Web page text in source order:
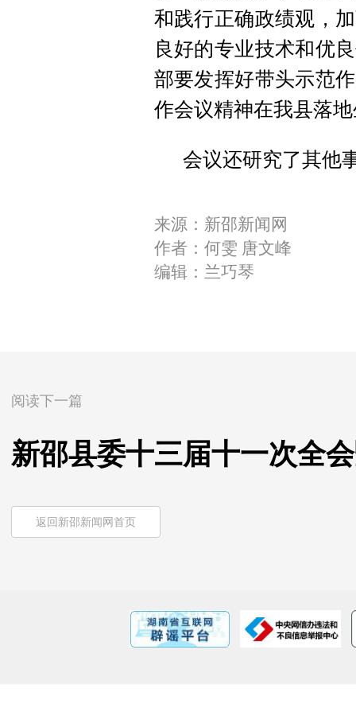
和践行正确政绩观，
良好的专业技术和优
部要发挥好带头示范
作会议精神在我县落
会议还研究了其他
来源：新邵新闻网
作者：何雯 唐文峰
编辑：兰巧琴
阅读下一篇
新邵县委十三届十一次全
返回新邵新闻网首页